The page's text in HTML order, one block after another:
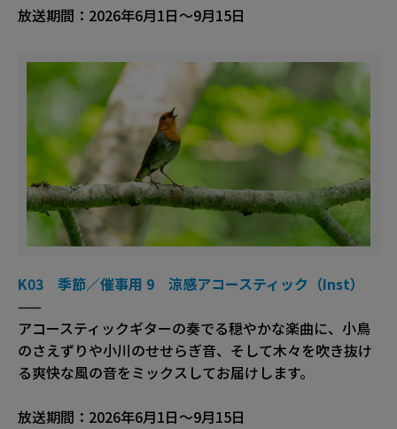
放送期間：2026年6月1日～9月15日
K03 季節／催事用 9 涼感アコースティック（Inst）
——
アコースティックギターの奏でる穏やかな楽曲に、小鳥
のさえずりや小川のせせらぎ音、そして木々を吹き抜け
る爽快な風の音をミックスしてお届けします。
放送期間：2026年6月1日～9月15日